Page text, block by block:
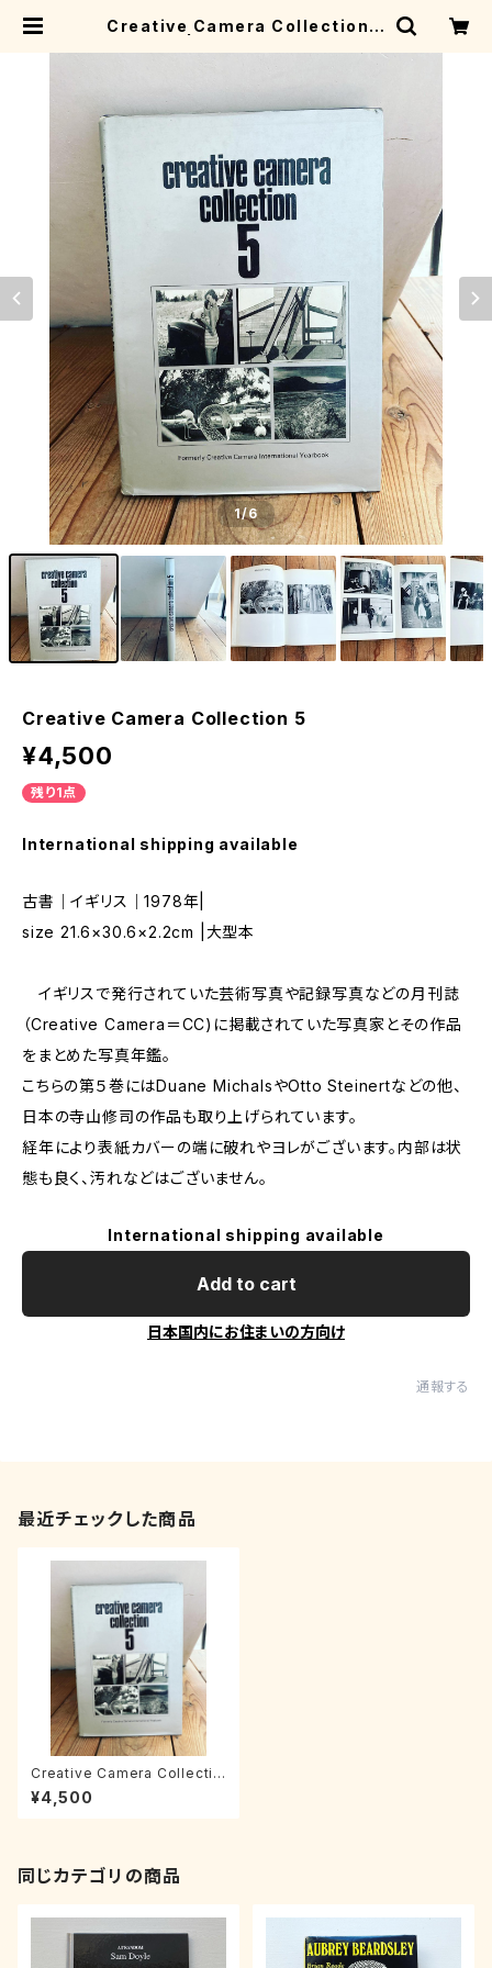
Creative Camera Collection 5
1/6
Creative Camera Collection 5
¥4,500
残り1点
International shipping available
古書｜イギリス｜1978年|
size 21.6×30.6×2.2cm |大型本
イギリスで発行されていた芸術写真や記録写真などの月刊誌
（Creative Camera＝CC)に掲載されていた写真家とその作品
をまとめた写真年鑑。
こちらの第５巻にはDuane MichalsやOtto Steinertなどの他、
日本の寺山修司の作品も取り上げられています。
経年により表紙カバーの端に破れやヨレがございます。内部は状
態も良く、汚れなどはございません。
International shipping available
Add to cart
日本国内にお住まいの方向け
通報する
最近チェックした商品
Creative Camera Collectio
n 5
¥4,500
同じカテゴリの商品